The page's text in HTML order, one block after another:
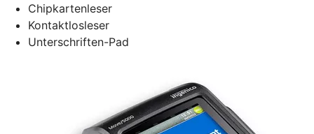
Chipkartenleser
Kontaktlosleser
Unterschriften-Pad